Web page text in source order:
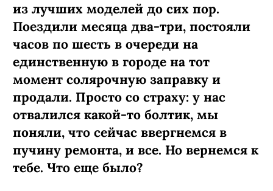
из лучших моделей до сих пор.
Поездили месяца два-три, постояли
часов по шесть в очереди на
единственную в городе на тот
момент солярочную заправку и
продали. Просто со страху: у нас
отвалился какой-то болтик, мы
поняли, что сейчас ввергнемся в
пучину ремонта, и все. Но вернемся к
тебе. Что еще было?